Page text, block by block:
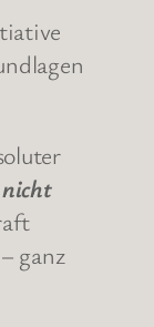
nicht
ganz